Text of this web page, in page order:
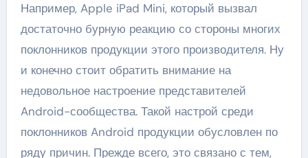
Например, Apple iPad Mini, который вызвал
достаточно бурную реакцию со стороны многих
поклонников продукции этого производителя. Ну
и конечно стоит обратить внимание на
недовольное настроение представителей
Android-сообщества. Такой настрой среди
поклонников Android продукции обусловлен по
ряду причин. Прежде всего, это связано с тем,